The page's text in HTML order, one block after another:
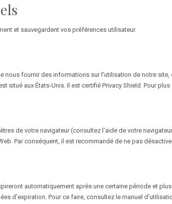
et sauvegardent vos préférences utilisateur.
nous fournir des informations sur l'utilisation de notre
situé aux États-Unis. Il est certifié Privacy Shield. Pour
de votre navigateur (consultez l'aide de votre
Par conséquent, il est recommandé de ne pas
automatiquement après une certaine période et
d'expiration. Pour ce faire, consultez le manuel